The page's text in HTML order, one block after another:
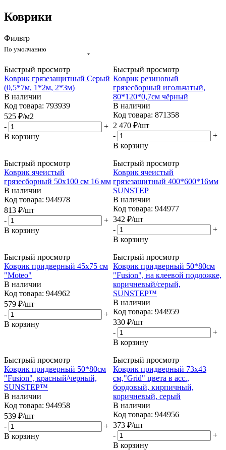
Коврики
Фильтр
По умолчанию
Быстрый просмотр
Коврик грязезащитный Серый
(0,5*7м, 1*2м, 2*3м)
В наличии
Код товара: 793939
525 ₽/м2
-
+
В корзину
Быстрый просмотр
Коврик резиновый
грязесборный игольчатый,
80*120*0,7см чёрный
В наличии
Код товара: 871358
2 470 ₽/шт
-
+
В корзину
Быстрый просмотр
Коврик ячеистый
грязесборный 50x100 см 16 мм
В наличии
Код товара: 944978
813 ₽/шт
-
+
В корзину
Быстрый просмотр
Коврик ячеистый
грязезащитный 400*600*16мм
SUNSTEP
В наличии
Код товара: 944977
342 ₽/шт
-
+
В корзину
Быстрый просмотр
Коврик придверный 45х75 см
"Moteo"
В наличии
Код товара: 944962
579 ₽/шт
-
+
В корзину
Быстрый просмотр
Коврик придверный 50*80см
"Fusion", на клеевой подложке,
коричневый/серый,
SUNSTEP™
В наличии
Код товара: 944959
330 ₽/шт
-
+
В корзину
Быстрый просмотр
Коврик придверный 50*80см
"Fusion", красный/черный,
SUNSTEP™
В наличии
Код товара: 944958
539 ₽/шт
-
+
В корзину
Быстрый просмотр
Коврик придверный 73х43
см,"Grid" цвета в асс.,
бордовый, кирпичный,
коричневый, серый
В наличии
Код товара: 944956
373 ₽/шт
-
+
В корзину